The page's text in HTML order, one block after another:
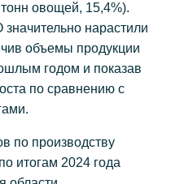
овощей, 15,4%).
нарастили
объемы продукции
годом и показав
по сравнению с
по производству
итогам 2024 года